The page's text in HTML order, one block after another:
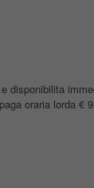
disponibilita
oraria lorda €